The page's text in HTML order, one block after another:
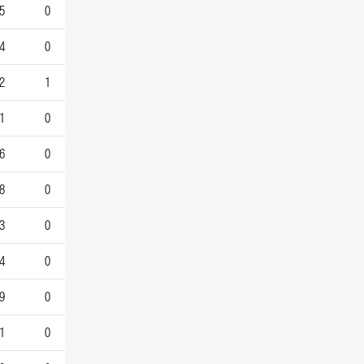
0
0
1
0
0
0
0
0
0
0